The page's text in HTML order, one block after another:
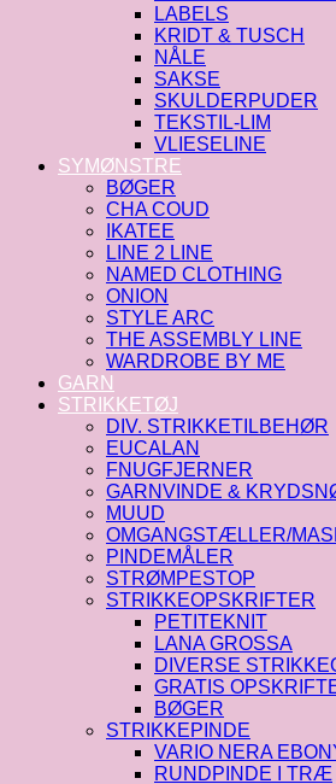
LABELS
KRIDT & TUSCH
NÅLE
SAKSE
SKULDERPUDER
TEKSTIL-LIM
VLIESELINE
SYMØNSTRE
BØGER
CHA COUD
IKATEE
LINE 2 LINE
NAMED CLOTHING
ONION
STYLE ARC
THE ASSEMBLY LINE
WARDROBE BY ME
GARN
STRIKKETØJ
DIV. STRIKKETILBEHØR
EUCALAN
FNUGFJERNER
GARNVINDE &
MUUD
OMGANGSTÆLLER/
PINDEMÅLER
STRØMPESTOP
STRIKKEOPSKRIFTER
PETITEKNIT
LANA GROSSA
DIVERSE
GRATIS
BØGER
STRIKKEPINDE
VARIO NERA
RUNDPINDE I TRÆ